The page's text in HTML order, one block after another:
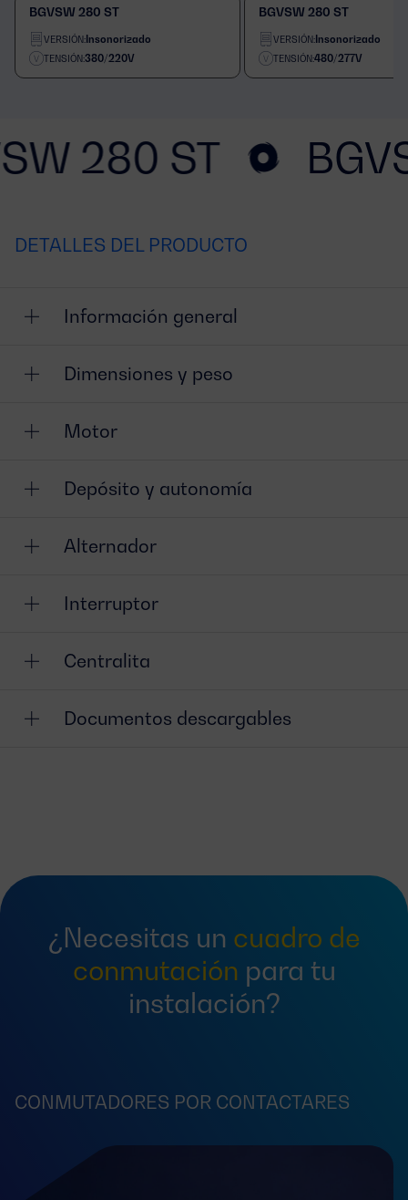
BGVSW 280 ST
VERSIÓN:Insonorizado
TENSIÓN:380/220V
BGVSW 280 ST
VERSIÓN:Insonorizado
TENSIÓN:480/277V
280 ST
DETALLES DEL PRODUCTO
Información general
Dimensiones y peso
Motor
Depósito y autonomía
Alternador
Interruptor
Centralita
Documentos descargables
¿Necesitas un cuadro de
conmutación para tu
instalación?
CONMUTADORES POR CONTACTARES